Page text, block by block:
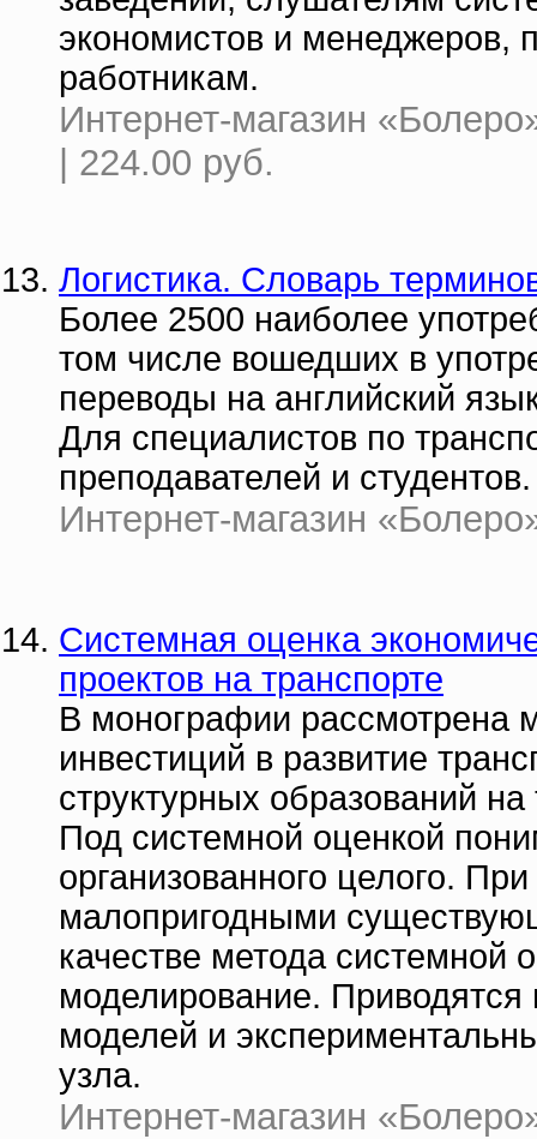
экономистов и менеджеров,
работникам.
Интернет-магазин
| 224.00 руб.
Логистика. Словарь
Более 2500 наиболее
том числе вошедших в
переводы на английский
Для специалистов по
преподавателей и студентов.
Интернет-магазин
Системная оценка
проектов на транспорте
В монографии рассмотрена
инвестиций в развитие
структурных образований на
Под системной оценкой
организованного целого.
малопригодными
качестве метода системной
моделирование. Приводятся
моделей и
узла.
Интернет-магазин